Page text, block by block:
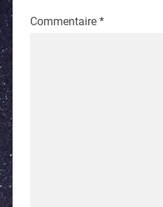
Commentaire *